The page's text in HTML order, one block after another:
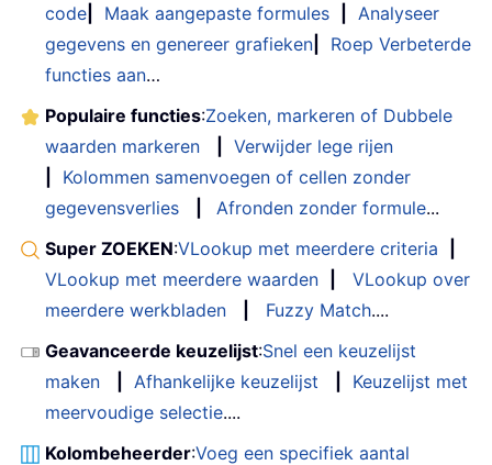
code
Maak aangepaste formules
Analyseer
gegevens en genereer grafieken
Roep Verbeterde
functies aan…
Populaire functies:Zoeken, markeren of Dubbele
waarden markeren
Verwijder lege rijen
Kolommen samenvoegen of cellen zonder
gegevensverlies
Afronden zonder formule...
Super ZOEKEN:VLookup met meerdere criteria
VLookup met meerdere waarden
VLookup over
meerdere werkbladen
Fuzzy Match....
Geavanceerde keuzelijst:Snel een keuzelijst
maken
Afhankelijke keuzelijst
Keuzelijst met
meervoudige selectie....
Kolombeheerder:Voeg een specifiek aantal